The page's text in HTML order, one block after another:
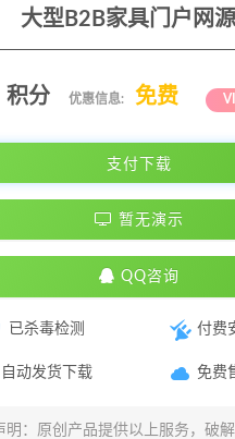
大型B2B家具门户网
积分 优惠信息: 免费
支付下载
暂无演示
QQ咨询
已杀毒检测
自动发货下载
付费
免费
明：原创产品提供以上服务，破